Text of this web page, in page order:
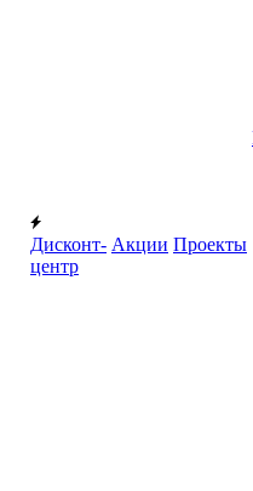
Дисконт-
центр
Акции Проекты